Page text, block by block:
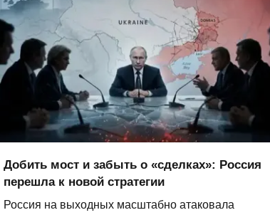
Добить мост и забыть о «сделках»: Россия
перешла к новой стратегии
Россия на выходных масштабно атаковала